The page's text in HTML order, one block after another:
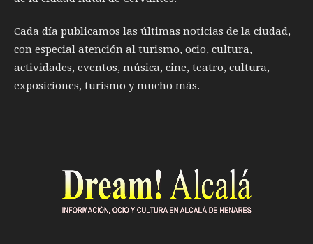
Cada día publicamos las últimas noticias de la ciudad,
con especial atención al turismo, ocio, cultura,
actividades, eventos, música, cine, teatro, cultura,
exposiciones, turismo y mucho más.